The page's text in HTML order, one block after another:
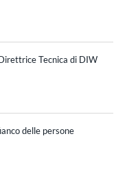
Tecnica di DIW
delle persone